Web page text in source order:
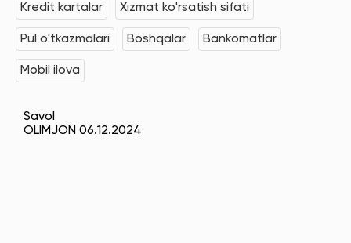
Kredit kartalar Xizmat ko'rsatish sifati
Pul o'tkazmalari Boshqalar Bankomatlar
Mobil ilova
Savol
OLIMJON 06.12.2024